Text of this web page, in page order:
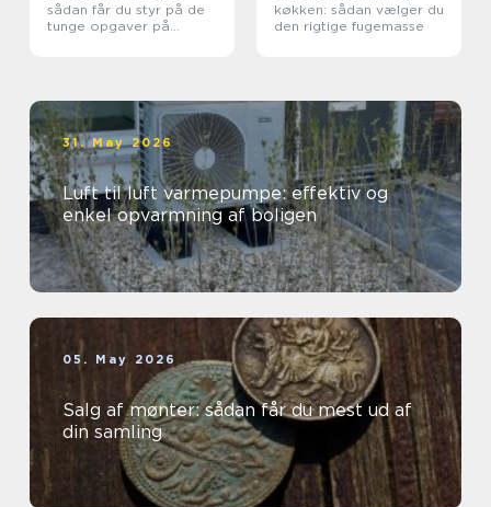
sådan får du styr på de
tunge opgaver på
køkken: sådan vælger du
den rigtige fugemasse
31. May 2026
Luft til luft varmepumpe: effektiv og
enkel opvarmning af boligen
05. May 2026
Salg af mønter: sådan får du mest ud af
din samling